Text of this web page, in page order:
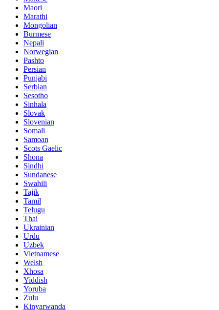
Maori
Marathi
Mongolian
Burmese
Nepali
Norwegian
Pashto
Persian
Punjabi
Serbian
Sesotho
Sinhala
Slovak
Slovenian
Somali
Samoan
Scots Gaelic
Shona
Sindhi
Sundanese
Swahili
Tajik
Tamil
Telugu
Thai
Ukrainian
Urdu
Uzbek
Vietnamese
Welsh
Xhosa
Yiddish
Yoruba
Zulu
Kinyarwanda